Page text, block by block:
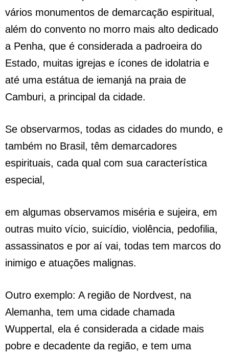
vários monumentos de demarcação espiritual,
além do convento no morro mais alto dedicado
a Penha, que é considerada a padroeira do
Estado, muitas igrejas e ícones de idolatria e
até uma estátua de iemanjá na praia de
Camburi, a principal da cidade.
Se observarmos, todas as cidades do mundo, e
também no Brasil, têm demarcadores
espirituais, cada qual com sua característica
especial,
em algumas observamos miséria e sujeira, em
outras muito vício, suicídio, violência, pedofilia,
assassinatos e por aí vai, todas tem marcos do
inimigo e atuações malignas.
Outro exemplo: A região de Nordvest, na
Alemanha, tem uma cidade chamada
Wuppertal, ela é considerada a cidade mais
pobre e decadente da região, e tem uma